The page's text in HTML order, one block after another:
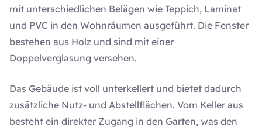
mit unterschiedlichen Belägen wie Teppich, Laminat
und PVC in den Wohnräumen ausgeführt. Die Fenster
bestehen aus Holz und sind mit einer
Doppelverglasung versehen.
Das Gebäude ist voll unterkellert und bietet dadurch
zusätzliche Nutz- und Abstellflächen. Vom Keller aus
besteht ein direkter Zugang in den Garten, was den